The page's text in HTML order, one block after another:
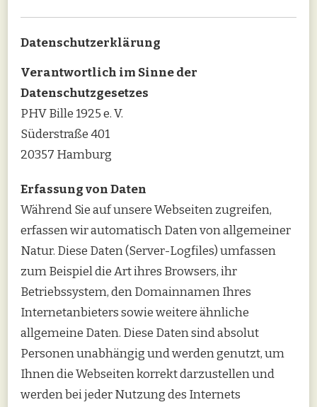
Datenschutzerklärung
Verantwortlich im Sinne der
Datenschutzgesetzes
PHV Bille 1925 e. V.
Süderstraße 401
20357 Hamburg
Erfassung von Daten
Während Sie auf unsere Webseiten zugreifen,
erfassen wir automatisch Daten von allgemeiner
Natur. Diese Daten (Server-Logfiles) umfassen
zum Beispiel die Art ihres Browsers, ihr
Betriebssystem, den Domainnamen Ihres
Internetanbieters sowie weitere ähnliche
allgemeine Daten. Diese Daten sind absolut
Personen unabhängig und werden genutzt, um
Ihnen die Webseiten korrekt darzustellen und
werden bei jeder Nutzung des Internets